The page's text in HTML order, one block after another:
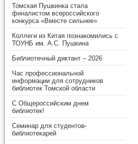
Томская Пушкинка стала
финалистом всероссийского
конкурса «Вместе сильнее»
Коллеги из Китая познакомились с
ТОУНБ им. А.С. Пушкина
Библиотечный диктант – 2026
Час профессиональной
информации для сотрудников
библиотек Томской области
С Общероссийским днем
библиотек!
Семинар для студентов-
библиотекарей